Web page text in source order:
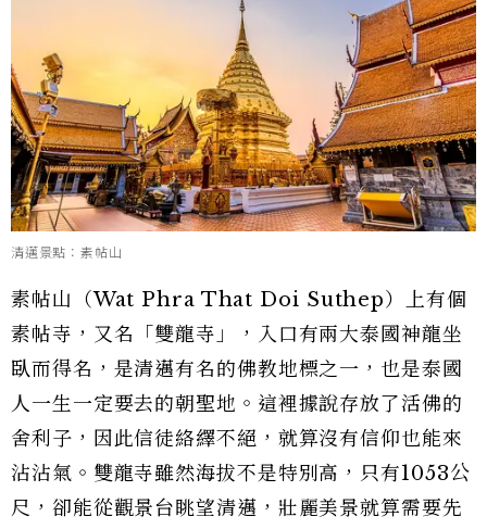
清邁景點：素帖山
素帖山（Wat Phra That Doi Suthep）上有個
素帖寺，又名「雙龍寺」，入口有兩大泰國神龍坐
臥而得名，是清邁有名的佛教地標之一，也是泰國
人一生一定要去的朝聖地。這裡據說存放了活佛的
舍利子，因此信徒絡繹不絕，就算沒有信仰也能來
沾沾氣。雙龍寺雖然海拔不是特別高，只有1053公
尺，卻能從觀景台眺望清邁，壯麗美景就算需要先